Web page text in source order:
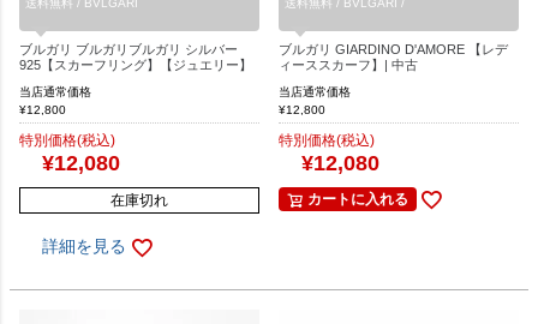
送料無料 / BVLGARI
ブルガリ ブルガリブルガリ シルバー
925【スカーフリング】【ジュエリー】
当店通常価格
¥12,800
特別価格(税込)
¥12,080
在庫切れ
詳細を見る
送料無料 / BVLGARI /
ブルガリ GIARDINO D'AMORE 【レデ
ィーススカーフ】| 中古
当店通常価格
¥12,800
特別価格(税込)
¥12,080
カートに入れる